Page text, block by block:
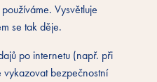
Vysvětluje
se tak děje.
po internetu (např. při
bezpečnostní